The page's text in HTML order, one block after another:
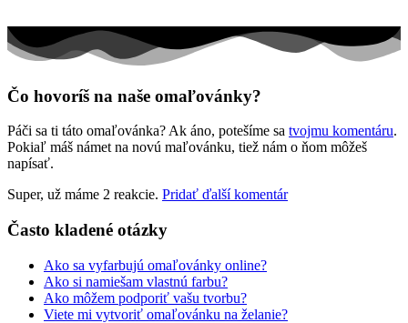
Mandaly
Ovocie a zelenina
Rozprávky a rozprávkové postavy
Šport
Valentín / láska
Vesmír
Zvieratá a príroda
Nezaradené
Čo hovoríš na naše omaľovánky?
Páči sa ti táto omaľovánka? Ak áno, potešíme sa tvojmu komentáru.
Pokiaľ máš námet na novú maľovánku, tiež nám o ňom môžeš
napísať.
Super, už máme 2 reakcie. Pridať ďalší komentár
Často kladené otázky
Ako sa vyfarbujú omaľovánky online?
Ako si namiešam vlastnú farbu?
Ako môžem podporiť vašu tvorbu?
Viete mi vytvoriť omaľovánku na želanie?